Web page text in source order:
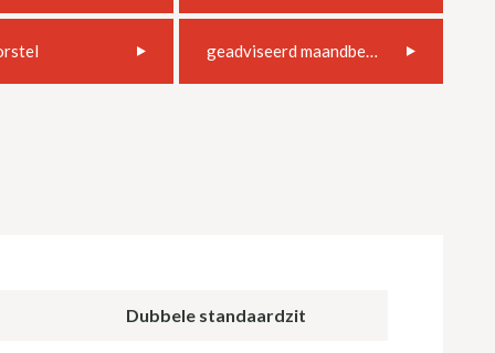
geadviseerd maandbedrag
Dubbele standaardzit